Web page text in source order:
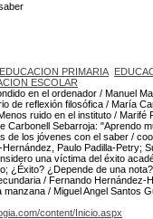
EDUCACION PRIMARIA
ESCOLAR
en el ordenador / Manuel
de reflexión filosófica / María
ruido en el instituto /
Carbonell Sebarroja: "Aprendo
de los jóvenes con el saber /
Paulo Padilla-Petry;
una víctima del éxito
¿Éxito? ¿Depende de una
/ Fernando
/ Miguel Angel Santos
content/Inicio.aspx